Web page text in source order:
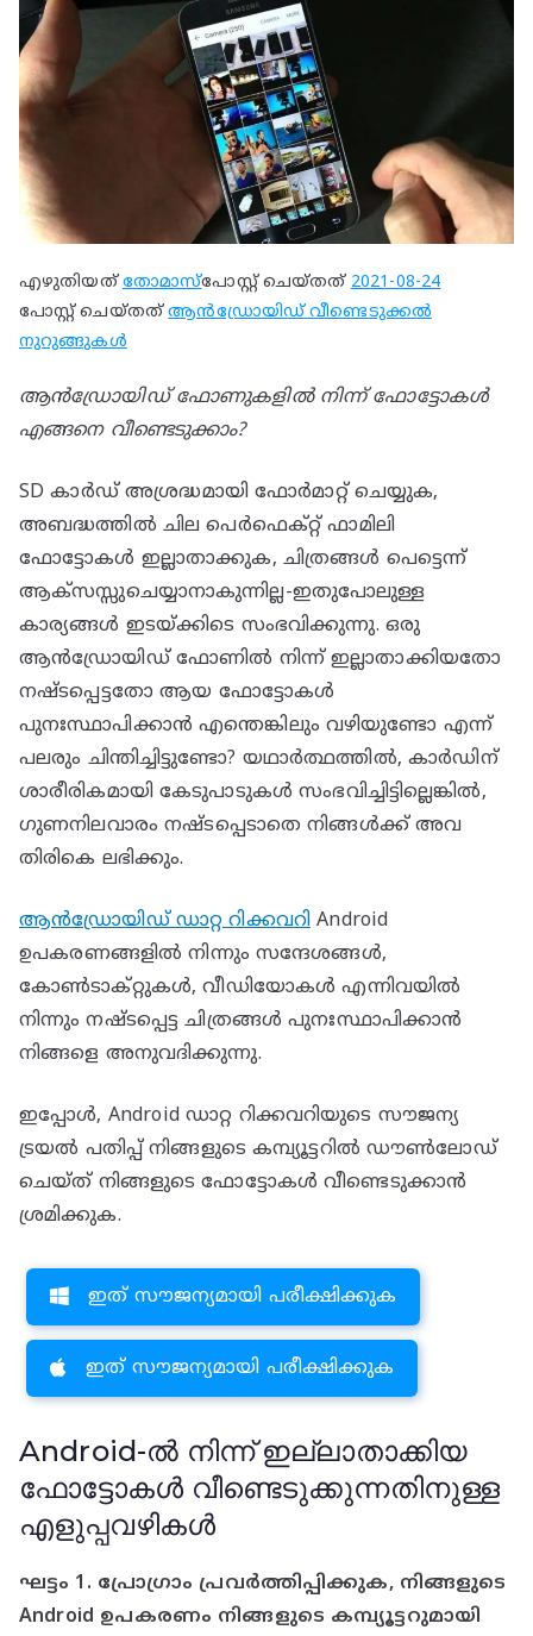
എഴുതിയത്തോമാസ്പോസ്റ്റ് ചെയ്തത് 2021-08-24
പോസ്റ്റ് ചെയ്തത്ആൻഡ്രോയിഡ് വീണ്ടെടുക്കൽ
നുറുങ്ങുകൾ
ആൻഡ്രോയിഡ് ഫോണുകളിൽ നിന്ന് ഫോട്ടോകൾ
എങ്ങനെ വീണ്ടെടുക്കാം?
SD കാർഡ് അശ്രദ്ധമായി ഫോർമാറ്റ് ചെയ്യുക,
അബദ്ധത്തിൽ ചില പെർഫെക്റ്റ് ഫാമിലി
ഫോട്ടോകൾ ഇല്ലാതാക്കുക, ചിത്രങ്ങൾ പെട്ടെന്ന്
ആക്‌സസ്സുചെയ്യാനാകുന്നില്ല-ഇതുപോലുള്ള
കാര്യങ്ങൾ ഇടയ്ക്കിടെ സംഭവിക്കുന്നു. ഒരു
ആൻഡ്രോയിഡ് ഫോണിൽ നിന്ന് ഇല്ലാതാക്കിയതോ
നഷ്‌ടപ്പെട്ടതോ ആയ ഫോട്ടോകൾ
പുനഃസ്ഥാപിക്കാൻ എന്തെങ്കിലും വഴിയുണ്ടോ എന്ന്
പലരും ചിന്തിച്ചിട്ടുണ്ടോ? യഥാർത്ഥത്തിൽ, കാർഡിന്
ശാരീരികമായി കേടുപാടുകൾ സംഭവിച്ചിട്ടില്ലെങ്കിൽ,
ഗുണനിലവാരം നഷ്ടപ്പെടാതെ നിങ്ങൾക്ക് അവ
തിരികെ ലഭിക്കും.
ആൻഡ്രോയിഡ് ഡാറ്റ റിക്കവറി Android
ഉപകരണങ്ങളിൽ നിന്നും സന്ദേശങ്ങൾ,
കോൺടാക്റ്റുകൾ, വീഡിയോകൾ എന്നിവയിൽ
നിന്നും നഷ്ടപ്പെട്ട ചിത്രങ്ങൾ പുനഃസ്ഥാപിക്കാൻ
നിങ്ങളെ അനുവദിക്കുന്നു.
ഇപ്പോൾ, Android ഡാറ്റ റിക്കവറിയുടെ സൗജന്യ
ട്രയൽ പതിപ്പ് നിങ്ങളുടെ കമ്പ്യൂട്ടറിൽ ഡൗൺലോഡ്
ചെയ്‌ത് നിങ്ങളുടെ ഫോട്ടോകൾ വീണ്ടെടുക്കാൻ
ശ്രമിക്കുക.
ഇത് സൗജന്യമായി പരീക്ഷിക്കുക
ഇത് സൗജന്യമായി പരീക്ഷിക്കുക
Android-ൽ നിന്ന് ഇല്ലാതാക്കിയ
ഫോട്ടോകൾ വീണ്ടെടുക്കുന്നതിനുള്ള
എളുപ്പവഴികൾ
ഘട്ടം 1. പ്രോഗ്രാം പ്രവർത്തിപ്പിക്കുക, നിങ്ങളുടെ
Android ഉപകരണം നിങ്ങളുടെ കമ്പ്യൂട്ടറുമായി